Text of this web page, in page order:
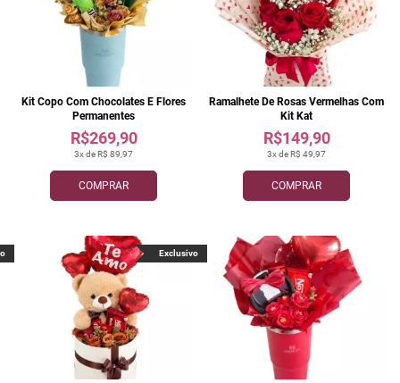
COMPRAR
3x de R$ 89,97
R$269,90
Kit Copo Com Chocolates E Flores
Permanentes
COMPRAR
3x de R$ 49,97
R$149,90
Ramalhete De Rosas Vermelhas Com
Kit Kat
Exclusivo